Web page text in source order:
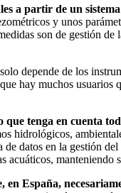
a partir de un
y unos
son de gestión
depende de los
hay muchos
que tenga en cuenta
hidrológicos,
datos en la gestión
acuáticos,
España,